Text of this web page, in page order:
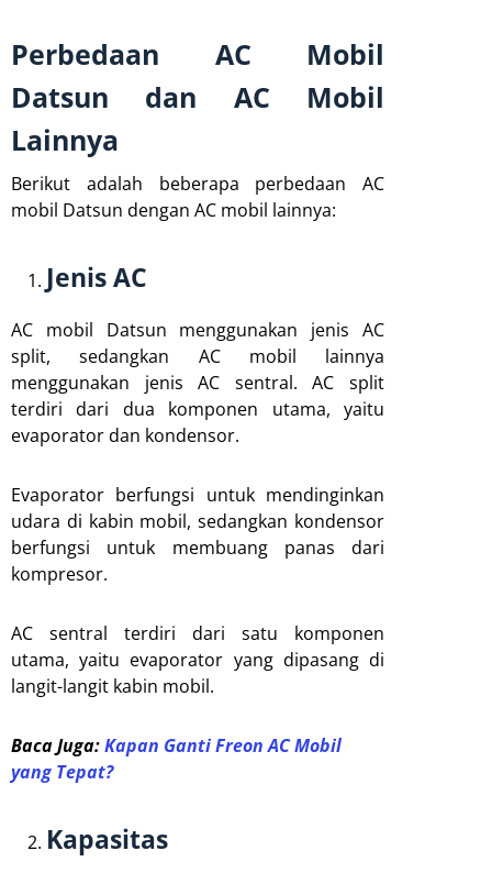
Perbedaan AC Mobil
Datsun dan AC Mobil
Lainnya
Berikut adalah beberapa perbedaan AC
mobil Datsun dengan AC mobil lainnya:
Jenis AC
AC mobil Datsun menggunakan jenis AC
split, sedangkan AC mobil lainnya
menggunakan jenis AC sentral. AC split
terdiri dari dua komponen utama, yaitu
evaporator dan kondensor.
Evaporator berfungsi untuk mendinginkan
udara di kabin mobil, sedangkan kondensor
berfungsi untuk membuang panas dari
kompresor.
AC sentral terdiri dari satu komponen
utama, yaitu evaporator yang dipasang di
langit-langit kabin mobil.
Baca Juga:Kapan Ganti Freon AC Mobil
yang Tepat?
Kapasitas